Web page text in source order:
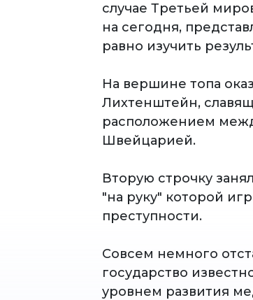
случае Третьей
на сегодня,
равно изучить
На вершине топа
Лихтенштейн,
расположением
Швейцарией.
Вторую строчку
"на руку" которой
преступности.
Совсем немного
государство
уровнем развития